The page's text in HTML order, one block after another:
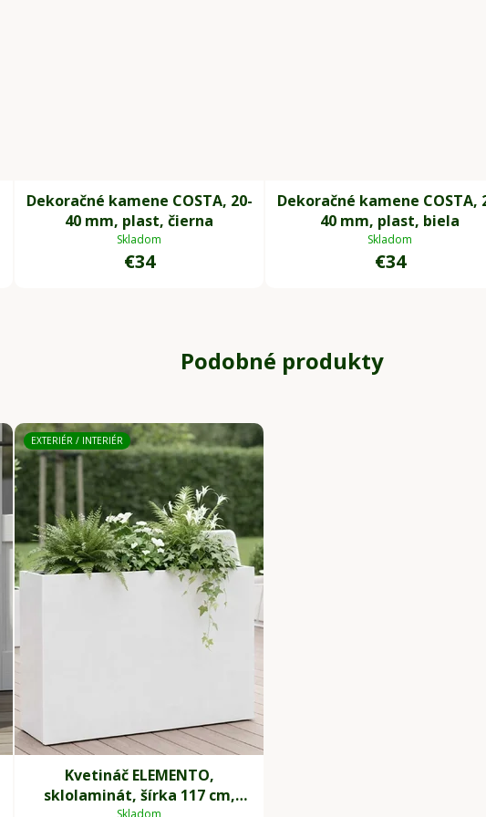
Dekoračné kamene COSTA, 20-
40 mm, plast, čierna
Skladom
€34
Dekoračné kamene COSTA,
40 mm, plast, biela
Skladom
€34
Podobné produkty
EXTERIÉR / INTERIÉR
Kvetináč ELEMENTO,
sklolaminát, šírka 117 cm,